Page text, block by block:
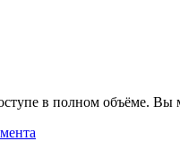
в полном объёме.